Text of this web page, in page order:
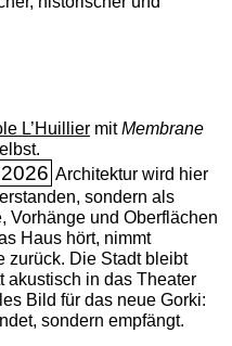
L’Huilliermit ­Membrane
Architektur wird hier
sondern als
Vorhänge und Oberflächen
Haus hört, nimmt
zurück. Die Stadt bleibt
akustisch in das Theater
Bild für das neue Gorki:
sondern empfängt.